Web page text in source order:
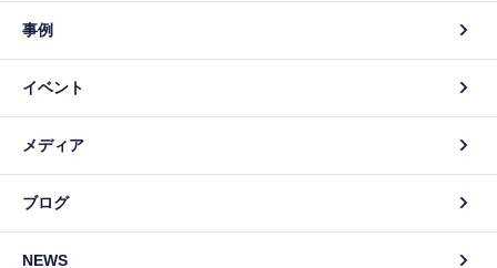
事例
イベント
メディア
ブログ
NEWS